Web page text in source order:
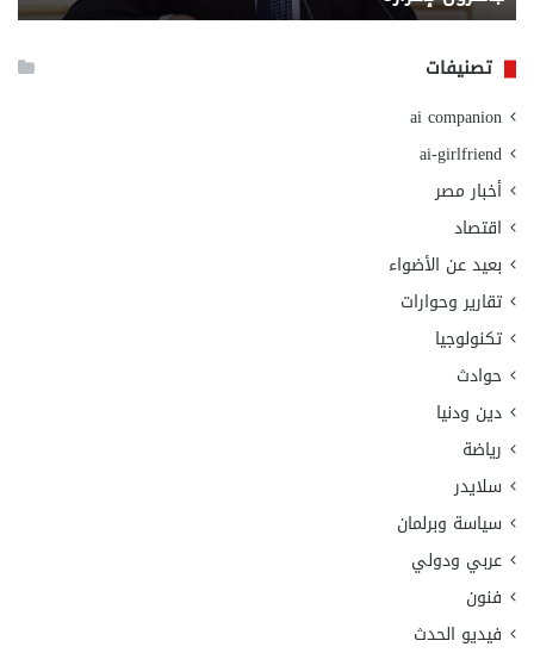
تصنيفات
ai companion
ai-girlfriend
أخبار مصر
اقتصاد
بعيد عن الأضواء
تقارير وحوارات
تكنولوجيا
حوادث
دين ودنيا
رياضة
سلايدر
سياسة وبرلمان
عربي ودولي
فنون
فيديو الحدث